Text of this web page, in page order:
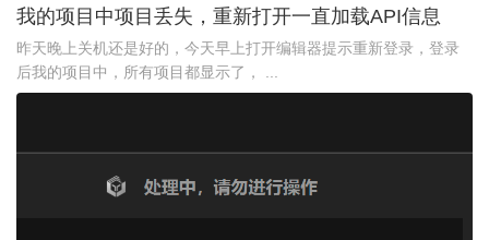
我的项目中项目丢失，重新打开一直加载API信息
昨天晚上关机还是好的，今天早上打开编辑器提示重新登录，登录
后我的项目中，所有项目都显示了， ...